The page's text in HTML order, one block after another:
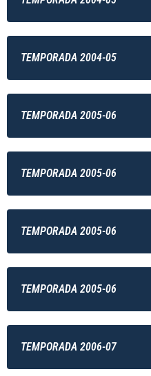
TEMPORADA 2004-05
TEMPORADA 2005-06
TEMPORADA 2005-06
TEMPORADA 2005-06
TEMPORADA 2005-06
TEMPORADA 2006-07